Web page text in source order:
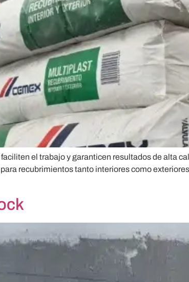
el trabajo y garanticen resultados de alta
recubrimientos tanto interiores como